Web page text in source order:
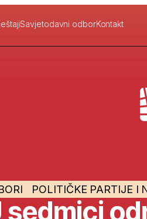
Savjetodavni odborKontakt
POLITIČKE PARTIJE I
sedmici